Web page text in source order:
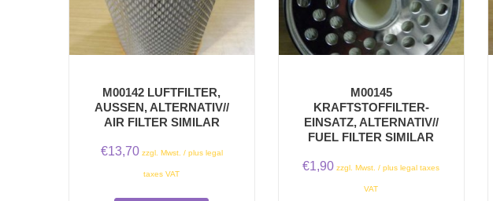
M00142 LUFTFILTER,
AUSSEN, ALTERNATIV// A
IR FILTER SIMILAR
€13,70 zzgl. Mwst. / plus legal
taxes VAT
M00145
KRAFTSTOFFILTER-
EINSATZ, ALTERNATIV//
FUEL FILTER SIMILAR
€1,90 zzgl. Mwst. / plus legal taxes
VAT